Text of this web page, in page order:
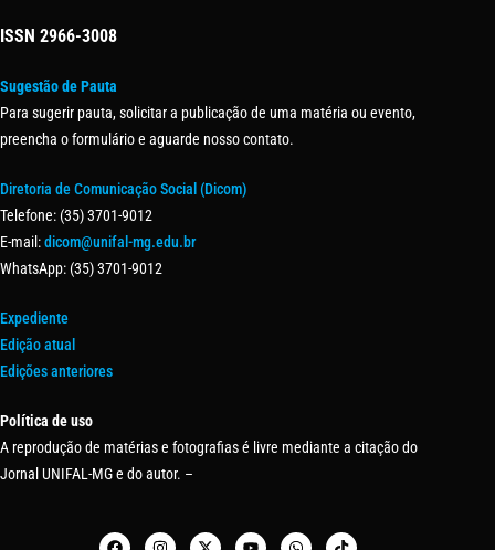
ISSN 2966-3008
Sugestão de Pauta
Para sugerir pauta, solicitar a publicação de uma matéria ou evento,
preencha o formulário e aguarde nosso contato.
Diretoria de Comunicação Social (Dicom)
Telefone: (35) 3701-9012
E-mail:dicom@unifal-mg.edu.br
WhatsApp: (35) 3701-9012
Expediente
Edição atual
Edições anteriores
Política de uso
A reprodução de matérias e fotografias é livre mediante a citação do
Jornal UNIFAL-MG e do autor. –